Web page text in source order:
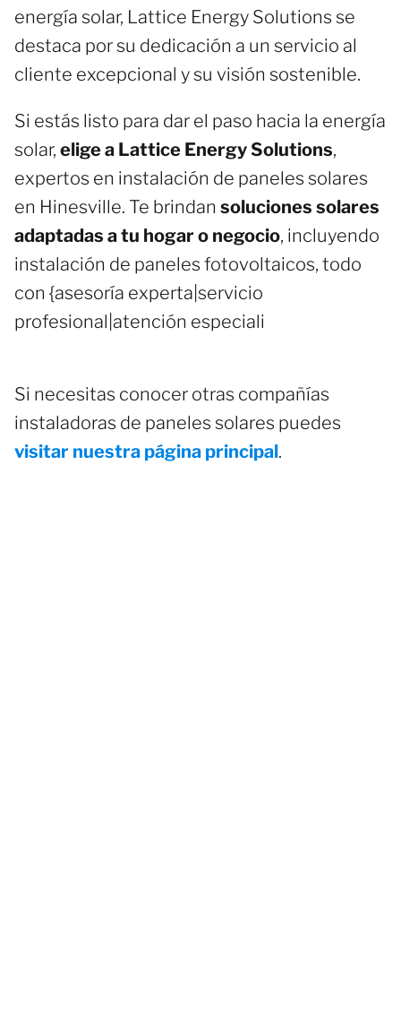
energía solar, Lattice Energy Solutions se
destaca por su dedicación a un servicio al
cliente excepcional y su visión sostenible.
Si estás listo para dar el paso hacia la energía
solar, elige a Lattice Energy Solutions,
expertos en instalación de paneles solares
en Hinesville. Te brindan soluciones solares
adaptadas a tu hogar o negocio, incluyendo
instalación de paneles fotovoltaicos, todo
con {asesoría experta|servicio
profesional|atención especiali
Si necesitas conocer otras compañías
instaladoras de paneles solares puedes
visitar nuestra página principal.